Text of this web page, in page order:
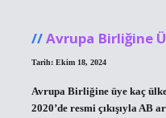
Avrupa Birliğine
Tarih: Ekim 18, 2024
Avrupa Birliğine üye kaç
2020’de resmi çıkışıyla AB